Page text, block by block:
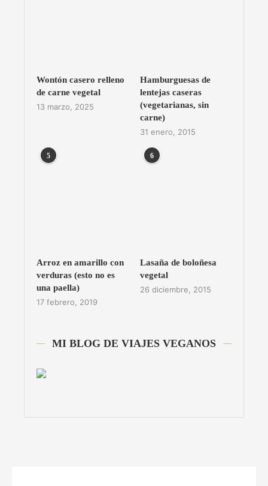
Wontón casero relleno
de carne vegetal
13 marzo, 2025
Hamburguesas de
lentejas caseras
(vegetarianas, sin
carne)
31 enero, 2015
5
Arroz en amarillo con
verduras (esto no es
una paella)
17 febrero, 2019
6
Lasaña de boloñesa
vegetal
26 diciembre, 2015
MI BLOG DE VIAJES VEGANOS